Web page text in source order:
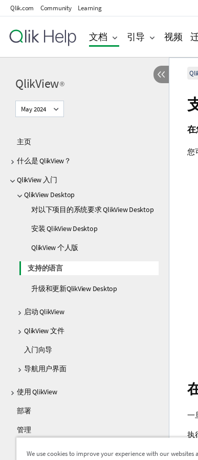
Qlik.com Community Learning
文档 引导 视频
QlikView®
May 2024
主页
什么是 QlikView？
QlikView 入门
QlikView Desktop
对以下项目的系统要求 QlikView Desktop
安装 QlikView Desktop
QlikView 个人版
支持的语言
升级和更新QlikView Desktop
启动 QlikView
QlikView 文件
入门向导
导航用户界面
使用 QlikView
部署
管理
在
您
一
执
We use cookies to improve your experience with our websites